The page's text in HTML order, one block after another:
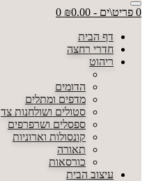
0 פריט\ים - ₪0.00 0
דף הבית
חדרי רחצה
ריהוט
הדומים
מדפים ומתלים
סטולים ושולחנות צד
ספסלים ושרפרפים
קונסולות וארוניות
תאורה
כורסאות
עיצוב הבית